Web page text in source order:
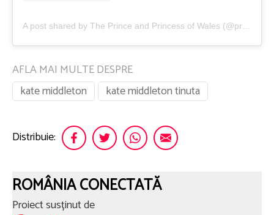
AFLA MAI MULTE DESPRE
kate middleton
kate middleton tinuta
Distribuie:
ROMÂNIA CONECTATĂ
Proiect susținut de